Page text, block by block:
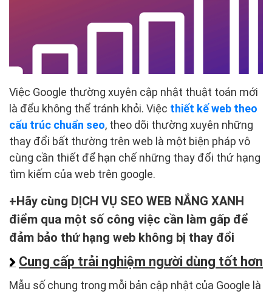
Việc Google thường xuyên cập nhật thuật toán mới
là đểu không thể tránh khỏi. Việc thiết kế web theo
cấu trúc chuẩn seo, theo dõi thường xuyên những
thay đổi bất thường trên web là một biện pháp vô
cùng cần thiết để hạn chế những thay đổi thứ hạng
tìm kiếm của web trên google.
Hãy cùng DỊCH VỤ SEO WEB NẮNG XANH
điểm qua một số công việc cần làm gấp để
đảm bảo thứ hạng web không bị thay đổi
Cung cấp trải nghiệm người dùng tốt hơn
Mẫu số chung trong mỗi bản cập nhật của Google là